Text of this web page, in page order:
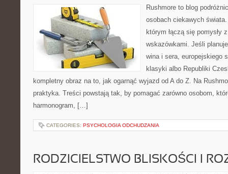
Rushmore to blog
osobach ciekawych
którym łączą się pomysły
wskazówkami. Jeśli
wina i sera, europejskiego
klasyki albo Republiki
kompletny obraz na to, jak ogarnąć wyjazd od A do Z. Na
praktyka. Treści powstają tak, by pomagać zarówno osobom,
harmonogram, […]
CATEGORIES: PSYCHOLOGIA ODCHUDZANIA
RODZICIELSTWO BLISKOŚCI I